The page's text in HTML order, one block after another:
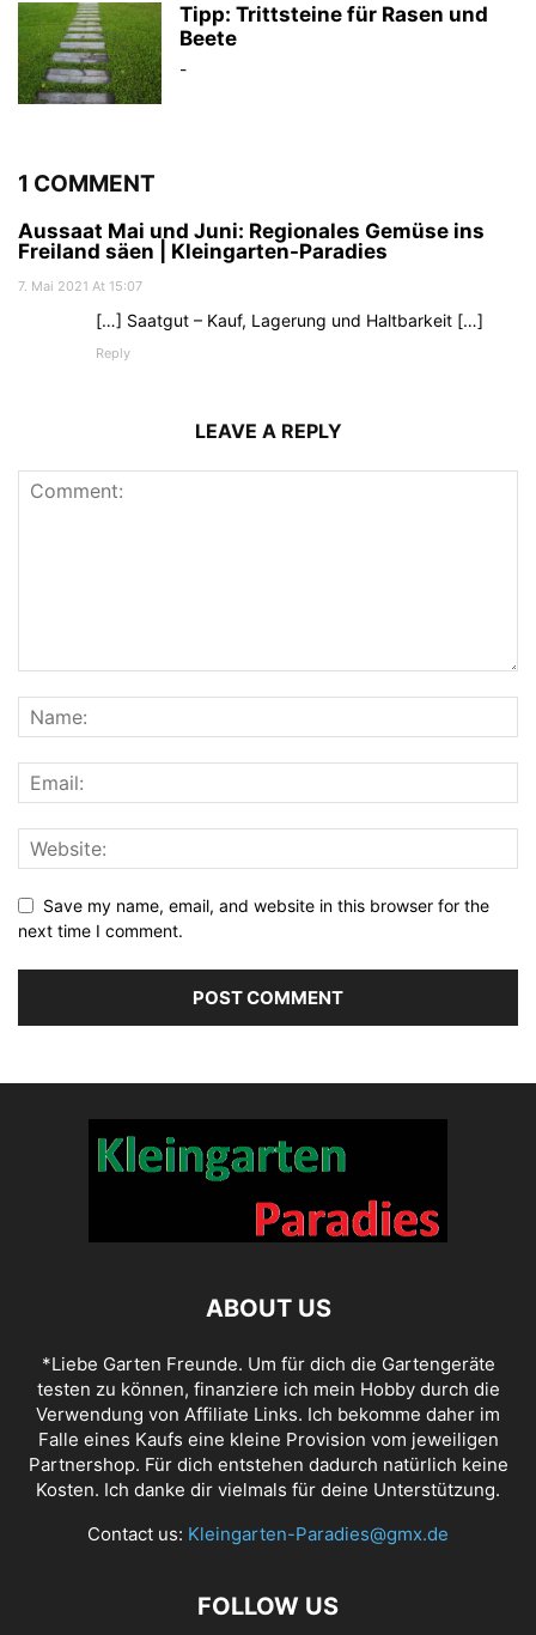
Tipp: Trittsteine für Rasen und
Beete
-
1 COMMENT
Aussaat Mai und Juni: Regionales Gemüse ins
Freiland säen | Kleingarten-Paradies
7. Mai 2021 At 15:07
[…] Saatgut – Kauf, Lagerung und Haltbarkeit […]
Reply
LEAVE A REPLY
Save my name, email, and website in this browser for the
next time I comment.
ABOUT US
*Liebe Garten Freunde. Um für dich die Gartengeräte
testen zu können, finanziere ich mein Hobby durch die
Verwendung von Affiliate Links. Ich bekomme daher im
Falle eines Kaufs eine kleine Provision vom jeweiligen
Partnershop. Für dich entstehen dadurch natürlich keine
Kosten. Ich danke dir vielmals für deine Unterstützung.
Contact us: Kleingarten-Paradies@gmx.de
FOLLOW US